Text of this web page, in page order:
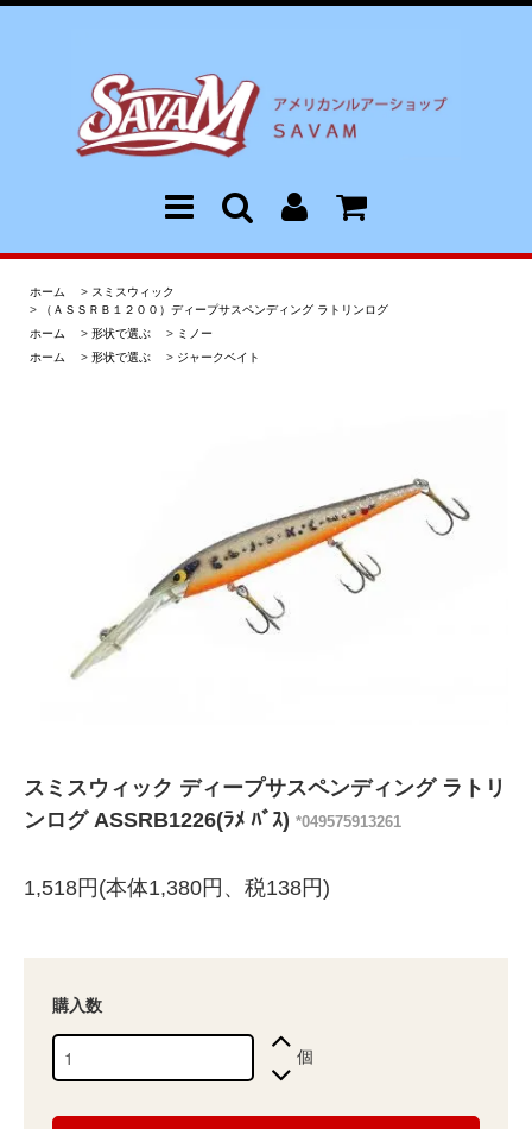
ホーム > スミスウィック
>
（ＡＳＳＲＢ１２００）ディープサスペンディング ラトリンログ
ホーム
> 形状で選ぶ > ミノー
ホーム
> 形状で選ぶ > ジャークベイト
スミスウィック ディープサスペンディング ラトリ
ンログ ASSRB1226(ﾗﾒ ﾊﾞｽ) *049575913261
1,518円(本体1,380円、税138円)
購入数
個